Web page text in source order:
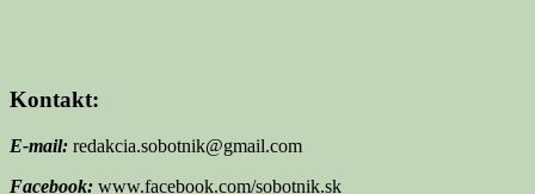
Kontakt:
E-mail: redakcia.sobotnik@gmail.com
Facebook: www.facebook.com/sobotnik.sk